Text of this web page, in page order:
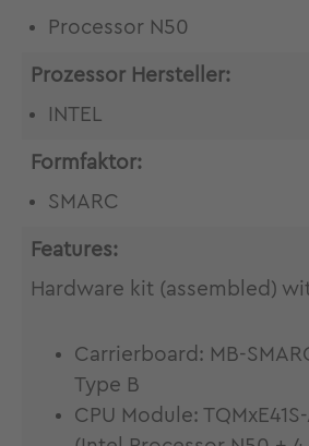
Processor N50
Prozessor Hersteller:
INTEL
Formfaktor:
SMARC
Features:
Hardware kit (assembled)
Carrierboard: MB-
Type B
CPU Module: